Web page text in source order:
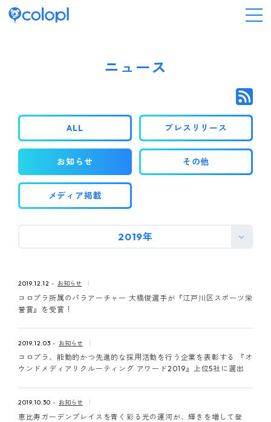
IR情報
採用情報
ピンマーク
ニュース
ALL プレスリリース
お知らせ その他
メディア掲載
2019年
2019.12.12 お知らせ
コロプラ所属のパラアーチャー 大橋俊選手が『江戸川区スポーツ栄
誉賞』を受賞！
2019.12.03 お知らせ
コロプラ、能動的かつ先進的な採用活動を行う企業を表彰する 『オ
ウンドメディアリクルーティング アワード2019』上位5社に選出
2019.10.30 お知らせ
恵比寿ガーデンプレイスを青く彩る光の運河が、輝きを増して登